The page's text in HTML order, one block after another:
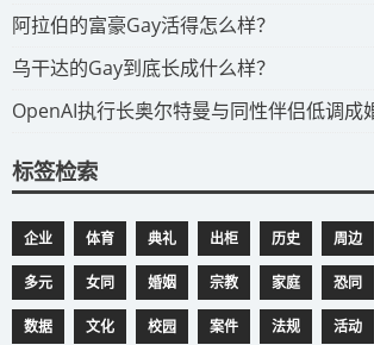
​阿拉伯的富豪Gay活得怎么样？
​乌干达的Gay到底长成什么样？
​OpenAI执行长奥尔特曼与同性伴侣低调成
标签检索
企业 体育 典礼 出柜 历史 周边
多元 女同 婚姻 宗教 家庭 恐同
数据 文化 校园 案件 法规 活动